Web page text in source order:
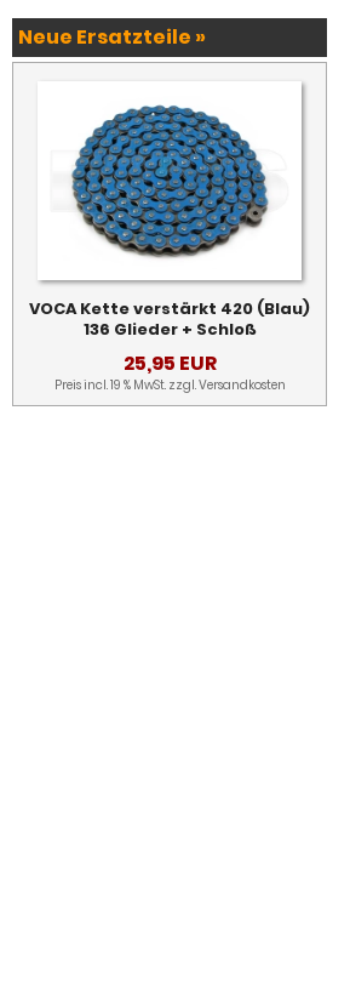
Neue Ersatzteile »
VOCA Kette verstärkt 420 (Blau)
136 Glieder + Schloß
25,95 EUR
Preis incl. 19 % MwSt. zzgl.Versandkosten